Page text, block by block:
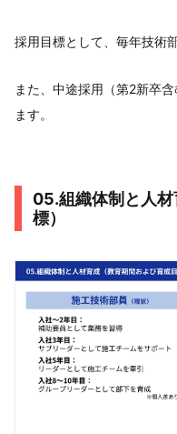
採用目標として、毎年技術
また、中途採用（第2新卒
ます。
05.組織体制と人材
標）